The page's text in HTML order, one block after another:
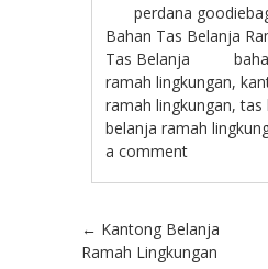
perdana
Bahan Tas Belanja
Tas Belanja
ramah lingkungan,
ramah lingkungan,tas
belanja ramah
a comment
Post
← Kantong Belanja
Ramah Lingkungan